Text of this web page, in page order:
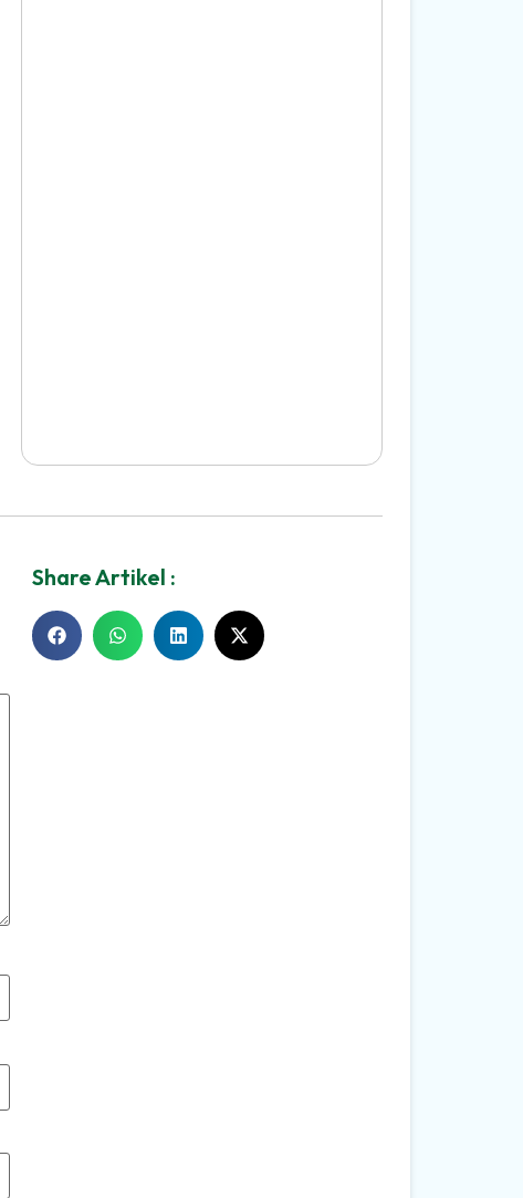
Share Artikel :